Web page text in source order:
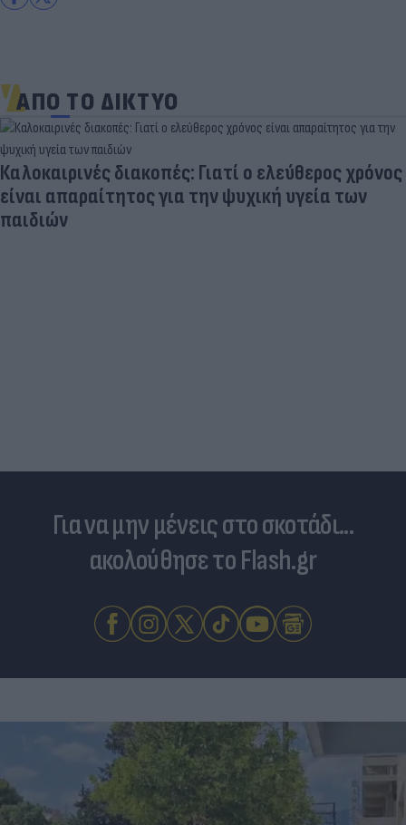
ΑΠΟ ΤΟ ΔΙΚΤΥΟ
Καλοκαιρινές διακοπές: Γιατί ο ελεύθερος χρόνος
είναι απαραίτητος για την ψυχική υγεία των
παιδιών
Για να μην μένεις στο σκοτάδι...
ακολούθησε το Flash.gr